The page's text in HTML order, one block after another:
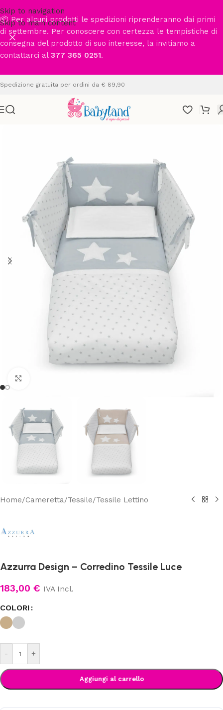
Skip to navigation
Skip to main content
📦 Per alcuni prodotti le spedizioni riprenderanno dai primi
di settembre. Per conoscere con certezza le tempistiche di
consegna del prodotto di suo interesse, la invitiamo a
contattarci al 377 365 0251.
Spedizione gratuita per ordini da € 89,90
Home/Cameretta/Tessile/Tessile Lettino
Azzurra Design – Corredino Tessile Luce
183,00 € IVA Incl.
COLORI
- +
Aggiungi al carrello